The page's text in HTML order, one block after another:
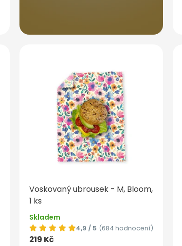
Voskovaný ubrousek - M, Bloom,
1 ks
Skladem
4,9 / 5 (684 hodnocení)
219 Kč